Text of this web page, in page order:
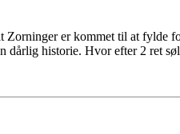
er kommet til at
historie. Hvor efter 2 ret